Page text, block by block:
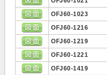
OFJ60-1023
OFJ60-1216
OFJ60-1219
OFJ60-1221
OFJ60-1419